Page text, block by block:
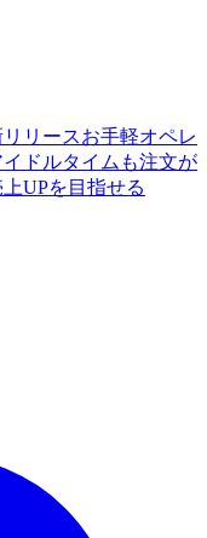
リースお手軽オペレ
ドルタイムも注文が
UPを目指せる